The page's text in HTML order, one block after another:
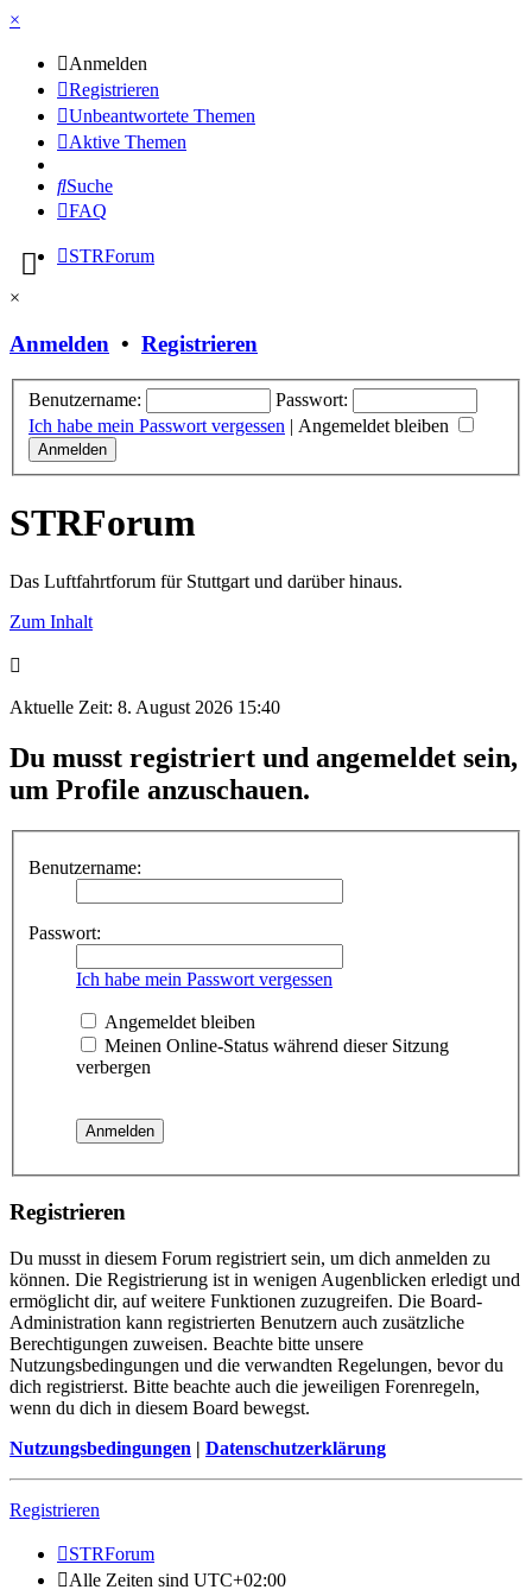
×
Anmelden
Registrieren
Unbeantwortete Themen
Aktive Themen
Suche
FAQ
STRForum
×
Anmelden • Registrieren
Benutzername:
Passwort:
Ich habe mein Passwort vergessen | Angemeldet bleiben
STRForum
Das Luftfahrtforum für Stuttgart und darüber hinaus.
Zum Inhalt
Aktuelle Zeit: 8. August 2026 15:40
Du musst registriert und angemeldet sein,
um Profile anzuschauen.
Benutzername:
Passwort:
Ich habe mein Passwort vergessen
Angemeldet bleiben
Meinen Online-Status während dieser Sitzung
verbergen
Registrieren
Du musst in diesem Forum registriert sein, um dich anmelden zu
können. Die Registrierung ist in wenigen Augenblicken erledigt und
ermöglicht dir, auf weitere Funktionen zuzugreifen. Die Board-
Administration kann registrierten Benutzern auch zusätzliche
Berechtigungen zuweisen. Beachte bitte unsere
Nutzungsbedingungen und die verwandten Regelungen, bevor du
dich registrierst. Bitte beachte auch die jeweiligen Forenregeln,
wenn du dich in diesem Board bewegst.
Nutzungsbedingungen | Datenschutzerklärung
Registrieren
STRForum
Alle Zeiten sind UTC+02:00